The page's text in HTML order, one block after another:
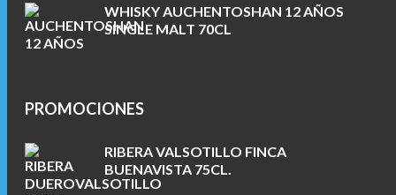
WHISKY AUCHENTOSHAN 12 AÑOS
SINGLE MALT 70CL
PROMOCIONES
RIBERA VALSOTILLO FINCA
BUENAVISTA 75CL.